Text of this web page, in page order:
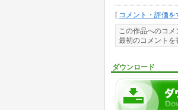
[ コメント・評価を
この作品へのコメ
最初のコメントを
ダウンロード